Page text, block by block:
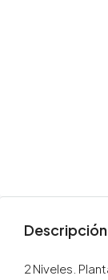
Descripción
2 Niveles.